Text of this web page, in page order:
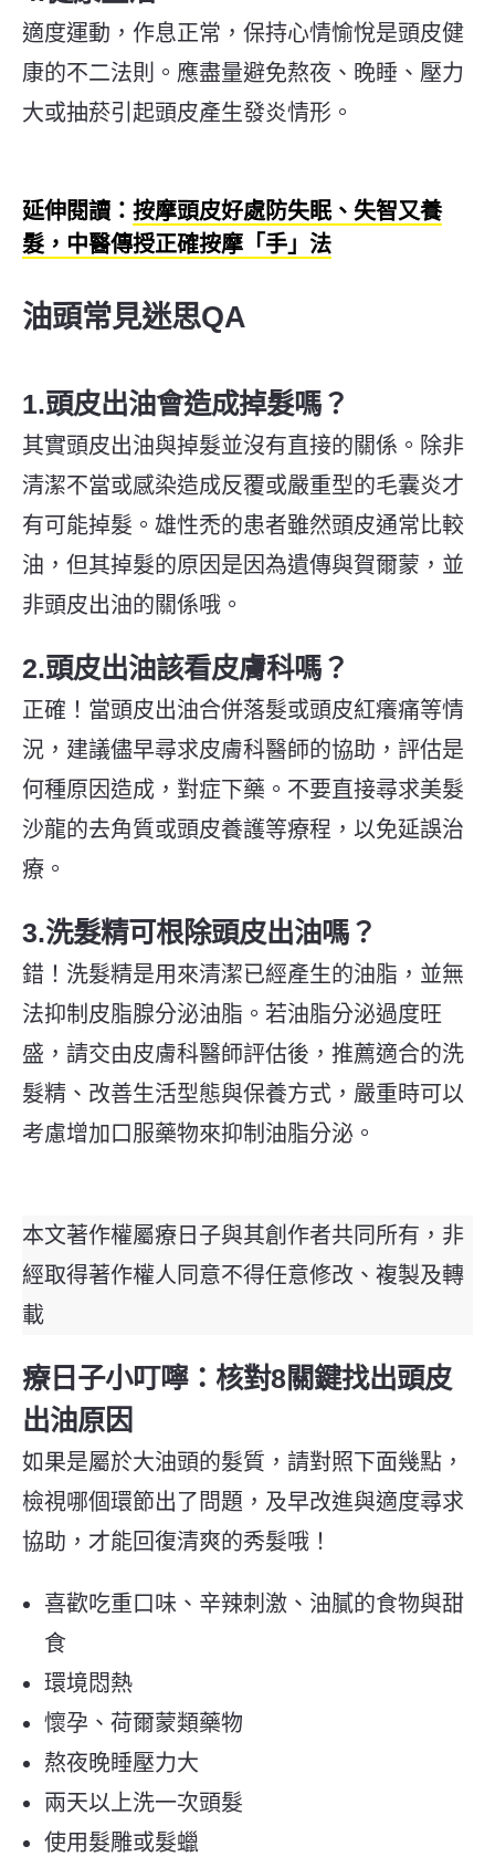
適度運動，作息正常，保持心情愉悅是頭皮健
康的不二法則。應盡量避免熬夜、晚睡、壓力
大或抽菸引起頭皮產生發炎情形。
延伸閱讀： 按摩頭皮好處防失眠、失智又養
髮，中醫傳授正確按摩「手」法
油頭常見迷思QA
1.頭皮出油會造成掉髮嗎？
其實頭皮出油與掉髮並沒有直接的關係。除非
清潔不當或感染造成反覆或嚴重型的毛囊炎才
有可能掉髮。雄性禿的患者雖然頭皮通常比較
油，但其掉髮的原因是因為遺傳與賀爾蒙，並
非頭皮出油的關係哦。
2.頭皮出油該看皮膚科嗎？
正確！當頭皮出油合併落髮或頭皮紅癢痛等情
況，建議儘早尋求皮膚科醫師的協助，評估是
何種原因造成，對症下藥。不要直接尋求美髮
沙龍的去角質或頭皮養護等療程，以免延誤治
療。
3.洗髮精可根除頭皮出油嗎？
錯！洗髮精是用來清潔已經產生的油脂，並無
法抑制皮脂腺分泌油脂。若油脂分泌過度旺
盛，請交由皮膚科醫師評估後，推薦適合的洗
髮精、改善生活型態與保養方式，嚴重時可以
考慮增加口服藥物來抑制油脂分泌。
本文著作權屬療日子與其創作者共同所有，非
經取得著作權人同意不得任意修改、複製及轉
載
療日子小叮嚀：核對8關鍵找出頭皮
出油原因
如果是屬於大油頭的髮質，請對照下面幾點，
檢視哪個環節出了問題，及早改進與適度尋求
協助，才能回復清爽的秀髮哦！
喜歡吃重口味、辛辣刺激、油膩的食物與甜
食
環境悶熱
懷孕、荷爾蒙類藥物
熬夜晚睡壓力大
兩天以上洗一次頭髮
使用髮雕或髮蠟